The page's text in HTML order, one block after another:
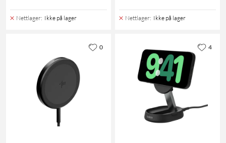
Nettlager: Ikke på lager Nettlager: Ikke på lager
0 4